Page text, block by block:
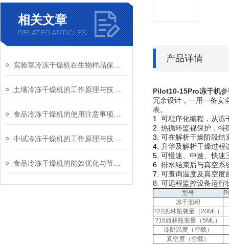
相关文章
RELATED ARTICLES
产品详情
Pilot10-15Pro冻干机
冗余设计，一用一备安
表。
1.
可程序化编程，从冻
2. 热循环监视保护，特
3. 可在解析干燥阶段结
4. 升华及解析干燥过程
5. 可慢速、中速、快速
6. 排水结束后与真空系
7. 可查询温度及真空度
8. 可远程监控设备运行
型号
冻干面积
?22西林瓶装量（20ML）
?16西林瓶装量（5ML）
冷阱温度（空载）
真空度（空载）